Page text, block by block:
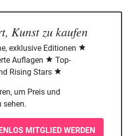
Kunst zu kaufen
exklusive Editionen
Auflagen
Top-
Rising Stars
um Preis und
sehen.
MITGLIED WERDEN